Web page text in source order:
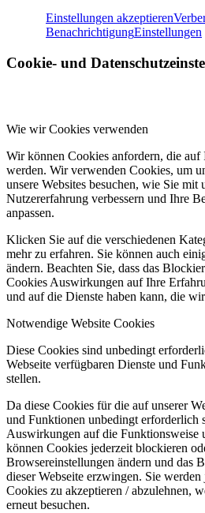
Einstellungen akzeptieren
BenachrichtigungEinstellungen
Cookie- und
Wie wir Cookies verwenden
Wir können Cookies anfordern, die auf
werden. Wir verwenden Cookies, um
unsere Websites besuchen, wie Sie mit
Nutzererfahrung verbessern und Ihre
anpassen.
Klicken Sie auf die verschiedenen
mehr zu erfahren. Sie können auch
ändern. Beachten Sie, dass das
Cookies Auswirkungen auf Ihre
und auf die Dienste haben kann, die
Notwendige Website Cookies
Diese Cookies sind unbedingt
Webseite verfügbaren Dienste und
stellen.
Da diese Cookies für die auf unserer
und Funktionen unbedingt erforderlich
Auswirkungen auf die Funktionsweise
können Cookies jederzeit blockieren
Browsereinstellungen ändern und das
dieser Webseite erzwingen. Sie
Cookies zu akzeptieren / abzulehnen,
erneut besuchen.